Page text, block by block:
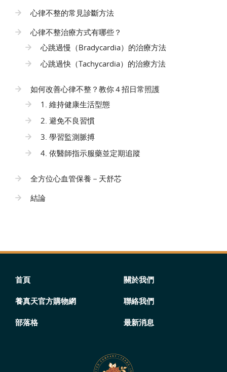
心律不整的常見診斷方法
心律不整治療方式有哪些？
心跳過慢（Bradycardia）的治療方法
心跳過快（Tachycardia）的治療方法
如何改善心律不整？教你４招日常照護
1. 維持健康生活型態
2. 避免不良習慣
3. 學習監測脈搏
4. 依醫師指示服藥並定期追蹤
全方位心血管保養－天舒芯
結論
首頁 關於我們
養真天官方購物網 聯絡我們
部落格 最新消息